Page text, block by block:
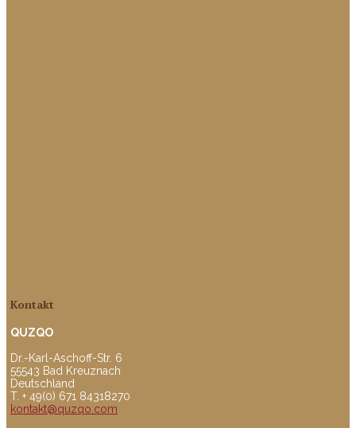
Kontakt
QUZQO
Dr.-Karl-Aschoff-Str. 6
55543 Bad Kreuznach
Deutschland
T. + 49(0) 671 84318270
kontakt@quzqo.com